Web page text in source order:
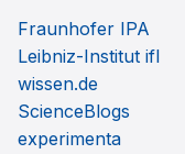
Fraunhofer IPA
Leibniz-Institut ifl
wissen.de
ScienceBlogs
experimenta